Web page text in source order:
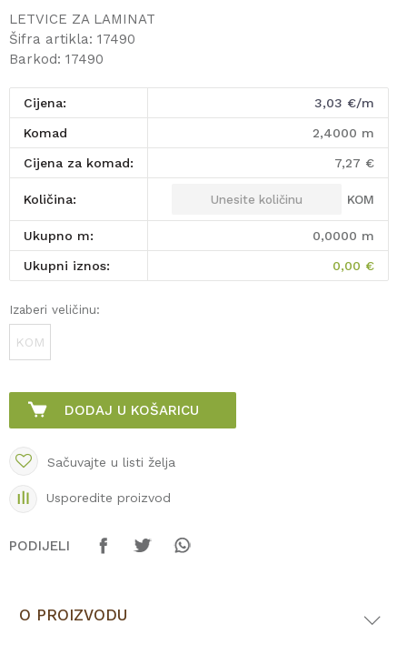
LETVICE ZA LAMINAT
Šifra artikla: 17490
Barkod: 17490
Cijena: 3,03 €/m
komad 2,4000 m
Cijena za komad: 7,27 €
Količina: KOM
Ukupno m: 0,0000 m
Ukupni iznos: 0,00 €
Izaberi veličinu:
KOM
DODAJ U KOŠARICU
Sačuvajte u listi želja
Usporedite proizvod
PODIJELI
O PROIZVODU